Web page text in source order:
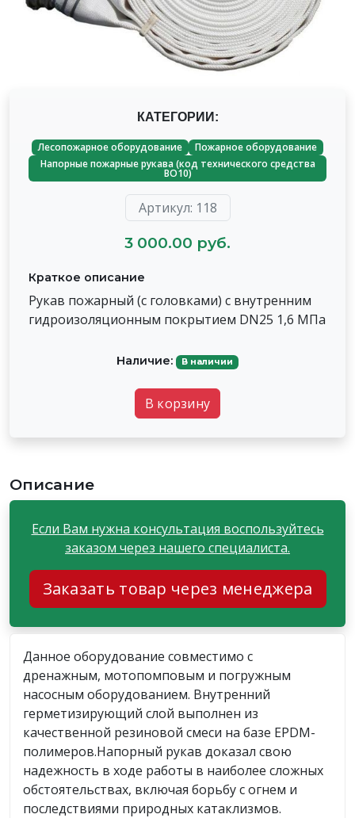
КАТЕГОРИИ:
Лесопожарное оборудование
Пожарное оборудование
Напорные пожарные рукава (код технического средства
ВО10)
Артикул: 118
3 000.00 руб.
Краткое описание
Рукав пожарный (с головками) с внутренним
гидроизоляционным покрытием DN25 1,6 МПа
Наличие: В наличии
В корзину
Описание
Если Вам нужна консультация воспользуйтесь
заказом через нашего специалиста.
Заказать товар через менеджера
Данное оборудование совместимо с
дренажным, мотопомповым и погружным
насосным оборудованием. Внутренний
герметизирующий слой выполнен из
качественной резиновой смеси на базе EPDM-
полимеров.Напорный рукав доказал свою
надежность в ходе работы в наиболее сложных
обстоятельствах, включая борьбу с огнем и
последствиями природных катаклизмов.